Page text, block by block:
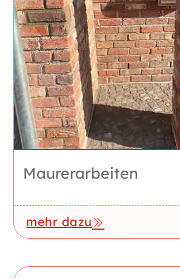
Maurerarbeiten
mehr dazu